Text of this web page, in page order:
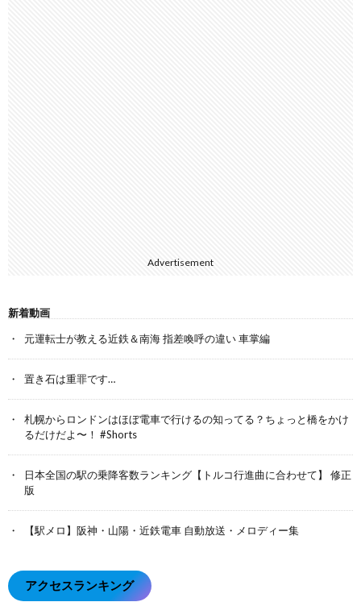
Advertisement
新着動画
元運転士が教える近鉄＆南海 指差喚呼の違い 車掌編
置き石は重罪です…
札幌からロンドンはほぼ電車で行けるの知ってる？ちょっと橋をかけ
るだけだよ〜！ #Shorts
日本全国の駅の乗降客数ランキング【トルコ行進曲に合わせて】 修正
版
【駅メロ】阪神・山陽・近鉄電車 自動放送・メロディー集
アクセスランキング